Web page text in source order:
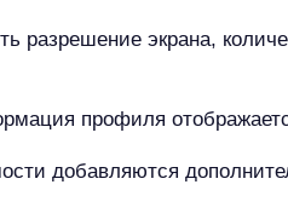
разрешение экрана,
профиля
добавляются